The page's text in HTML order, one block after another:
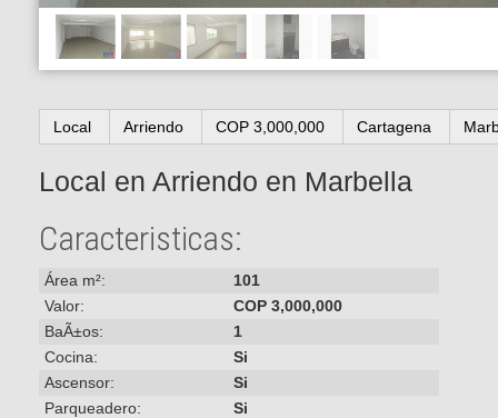
Local Arriendo COP 3,000,000 Cartagena
Local en Arriendo en Marbella
Caracteristicas:
Área m²:
101
Valor:
COP 3,000,000
BaÃ±os:
1
Cocina:
Si
Ascensor:
Si
Parqueadero:
Si